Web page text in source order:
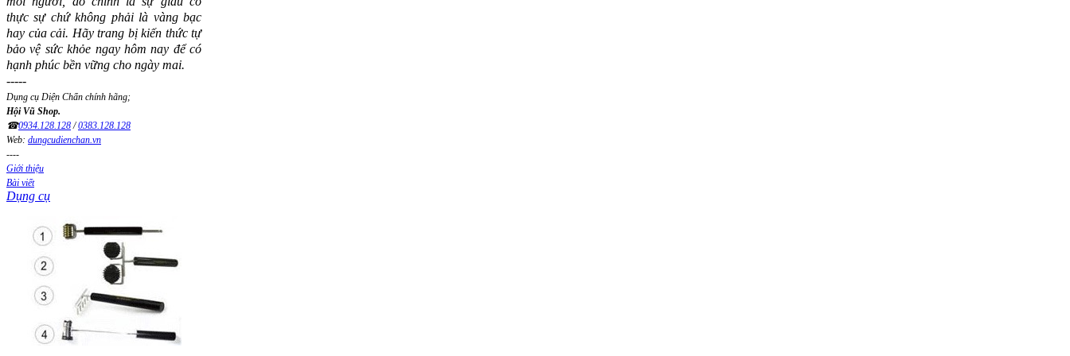
thực sự chứ không phải là vàng bạc
hay của cải. Hãy trang bị kiến thức tự
bảo vệ sức khỏe ngay hôm nay để có
hạnh phúc bền vững cho ngày mai.
-----
Dụng cụ Diện Chẩn chính hãng;
Hội Vũ Shop.
☎0934.128.128/0383.128.128
Web: dungcudienchan.vn
----
Giới thiệu
Bài viết
Dụng cụ